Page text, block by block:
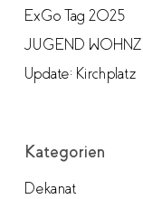
ExGo Tag 2025
JUGEND
Update: Kirchplatz
Kategorien
Dekanat